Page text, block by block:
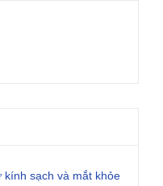
kính sạch và mắt khỏe